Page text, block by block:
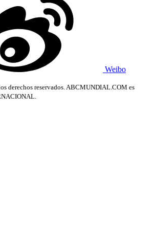
Weibo
derechos reservados. ABCMUNDIAL.COM es